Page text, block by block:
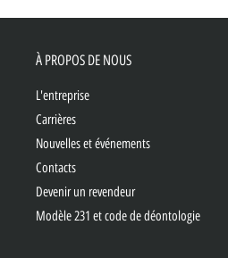
À PROPOS DE NOUS
L'entreprise
Carrières
Nouvelles et événements
Contacts
Devenir un revendeur
Modèle 231 et code de déontologie